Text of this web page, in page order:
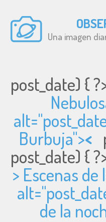
Una imagen
post_date) {
alt="
Burbuja"><
post_date) {
> Escenas
alt="
de la